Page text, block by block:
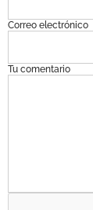
Correo electrónico
Tu comentario